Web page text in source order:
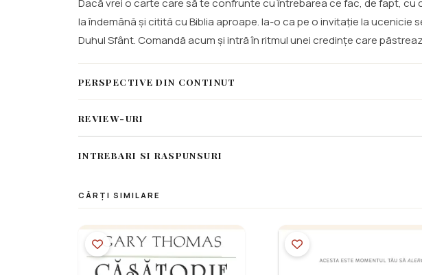
Dacă vrei o carte care să te confrunte cu întrebarea ce fac, de fapt, cu
la îndemână și citită cu Biblia aproape. Ia-o ca pe o invitație la
Duhul Sfânt. Comandă acum și intră în ritmul unei credințe care
PERSPECTIVE DIN CONTINUT
REVIEW-URI
INTREBARI SI RASPUNSURI
CĂRȚI SIMILARE